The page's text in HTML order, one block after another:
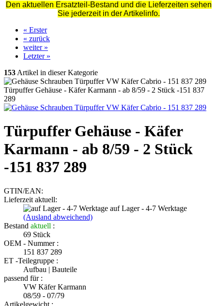
Den aktuellen Ersatzteil-Bestand und die Lieferzeiten sehen
Sie jederzeit in der Artikelinfo.
« Erster
« zurück
weiter »
Letzter »
153 Artikel in dieser Kategorie
Türpuffer Gehäuse - Käfer Karmann - ab 8/59 - 2 Stück -151 837
289
Türpuffer Gehäuse - Käfer
Karmann - ab 8/59 - 2 Stück
-151 837 289
GTIN/EAN:
Lieferzeit aktuell:
auf Lager - 4-7 Werktage
(Ausland abweichend)
Bestand aktuell :
69 Stück
OEM - Nummer :
151 837 289
ET -Teilegruppe :
Aufbau | Bauteile
passend für :
VW Käfer Karmann
08/59 - 07/79
Artikelgewicht :